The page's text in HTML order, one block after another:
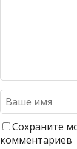
Сохраните
комментариев